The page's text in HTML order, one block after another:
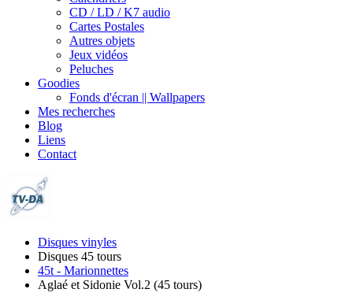
CD / LD / K7 audio
Cartes Postales
Autres objets
Jeux vidéos
Peluches
Goodies
Fonds d'écran || Wallpapers
Mes recherches
Blog
Liens
Contact
Disques vinyles
Disques 45 tours
45t - Marionnettes
Aglaé et Sidonie Vol.2 (45 tours)